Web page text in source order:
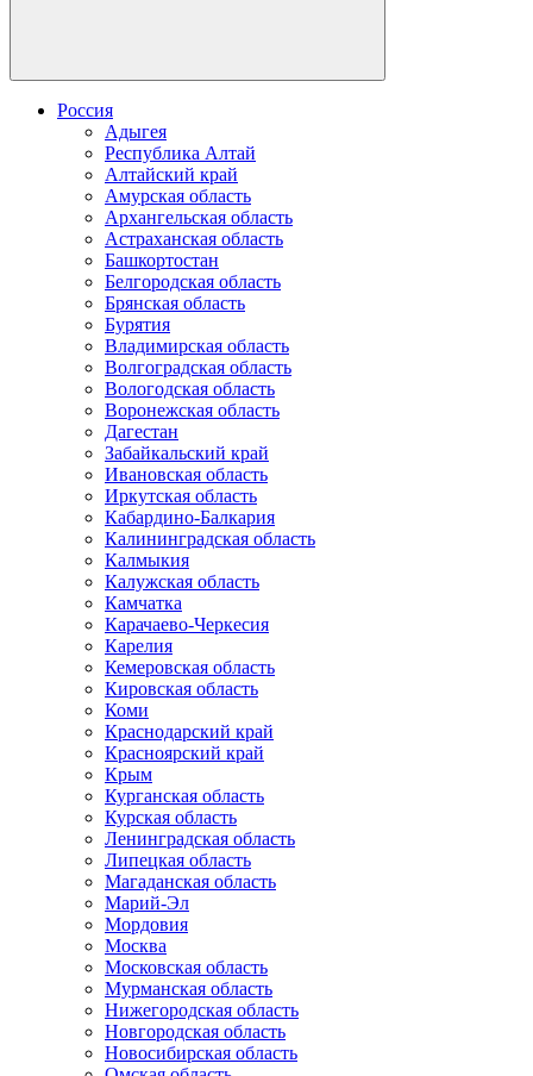
Россия
Адыгея
Республика Алтай
Алтайский край
Амурская область
Архангельская область
Астраханская область
Башкортостан
Белгородская область
Брянская область
Бурятия
Владимирская область
Волгоградская область
Вологодская область
Воронежская область
Дагестан
Забайкальский край
Ивановская область
Иркутская область
Кабардино-Балкария
Калининградская область
Калмыкия
Калужская область
Камчатка
Карачаево-Черкесия
Карелия
Кемеровская область
Кировская область
Коми
Краснодарский край
Красноярский край
Крым
Курганская область
Курская область
Ленинградская область
Липецкая область
Магаданская область
Марий-Эл
Мордовия
Москва
Московская область
Мурманская область
Нижегородская область
Новгородская область
Новосибирская область